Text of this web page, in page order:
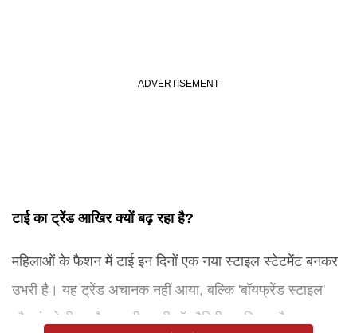
टाई का ट्रेंड आखिर क्यों बढ़ रहा है?
महिलाओं के फैशन में टाई इन दिनों एक नया स्टाइल स्टेटमेंट बनकर
उभरी है। यह ट्रेंड अचानक नहीं आया, बल्कि 'बॉयफ्रेंड स्टाइल'
और एंड्रोजीनस फैशन की बढ़ती पॉपुलैरिटी का हिस्सा है।